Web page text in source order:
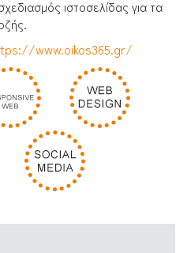
ιστοσελίδας για τα
www.oikos365.gr/